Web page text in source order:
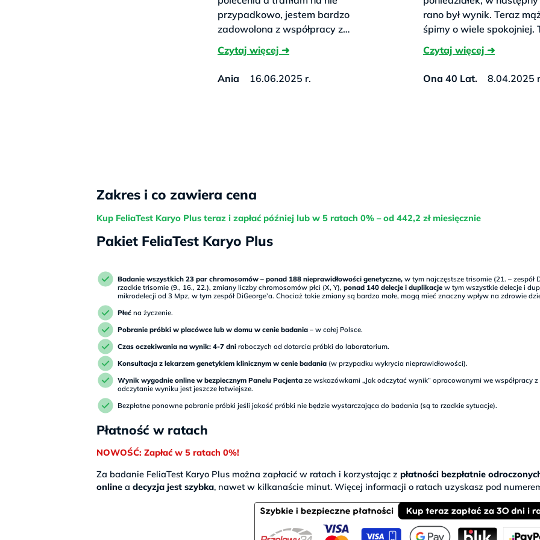
przypadkowo, jestem bardzo
zadowolona z współpracy z
życzliwy profesjonalizm w 100%
polecam..
Ania 16.06.2025 r.
rano był wynik. Teraz
śpimy o wiele spokojniej.
Ona 40 Lat. 8.04.2025
Zakres i co zawiera cena
Kup FeliaTest Karyo Plus teraz i zapłać później lub w 5 ratach 0% – od 442,2 zł miesięcznie
Pakiet FeliaTest Karyo Plus
Badanie wszystkich 23 par chromosomów – ponad 188 nieprawidłowości genetyczne,w tym najczęstsze trisomie (21. – zespół
rzadkie trisomie (9., 16., 22.), zmiany liczby chromosomów płci (X, Y), ponad 140 delecje i duplikacjew tym wszystkie delecje i
mikrodelecji od 3 Mpz, w tym zespół DiGeorge’a. Chociaż takie zmiany są bardzo małe, mogą mieć znaczny wpływ na zdrowie
Płećna życzenie.
Pobranie próbki w placówce lub w domu w cenie badania – w całej Polsce.
Czas oczekiwania na wynik: 4-7 dniroboczych od dotarcia próbki do laboratorium.
Konsultacja z lekarzem genetykiem klinicznym w cenie badania(w przypadku wykrycia nieprawidłowości).
Wynik wygodnie online w bezpiecznym Panelu Pacjenta ze wskazówkami „Jak odczytać wynik” opracowanymi we współpracy
odczytanie wyniku jest jeszcze łatwiejsze.
Bezpłatne ponowne pobranie próbki jeśli jakość próbki nie będzie wystarczająca do badania (są to rzadkie sytuacje).
Płatność w ratach
NOWOŚĆ: Zapłać w 5 ratach 0%!
Za badanie FeliaTest Karyo Plus można zapłacić w ratach i korzystając zpłatności bezpłatnie
online adecyzja jest szybka, nawet w kilkanaście minut. Więcej informacji o ratach uzyskasz pod